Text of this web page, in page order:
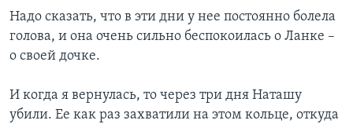
Надо сказать, что в эти дни у нее постоянно болела
голова, и она очень сильно беспокоилась о Ланке –
о своей дочке.
И когда я вернулась, то через три дня Наташу
убили. Ее как раз захватили на этом кольце, откуда